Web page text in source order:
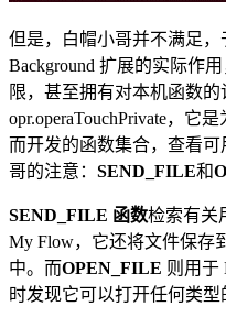
但是，白帽小哥并不满足，
Background 扩展的实际作
限，甚至拥有对本机函数的
opr.operaTouchPrivate，它
而开发的函数集合，查看
哥的注意： SEND_FILE和
SEND_FILE 函数检索有关
My Flow，它还将文件保存
中。而OPEN_FILE 则用于
时发现它可以打开任何类型